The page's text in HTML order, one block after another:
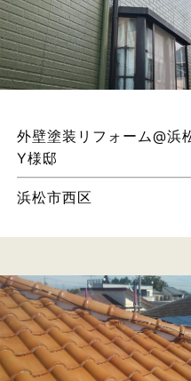
外壁塗装リフォーム@浜
Y様邸
浜松市西区